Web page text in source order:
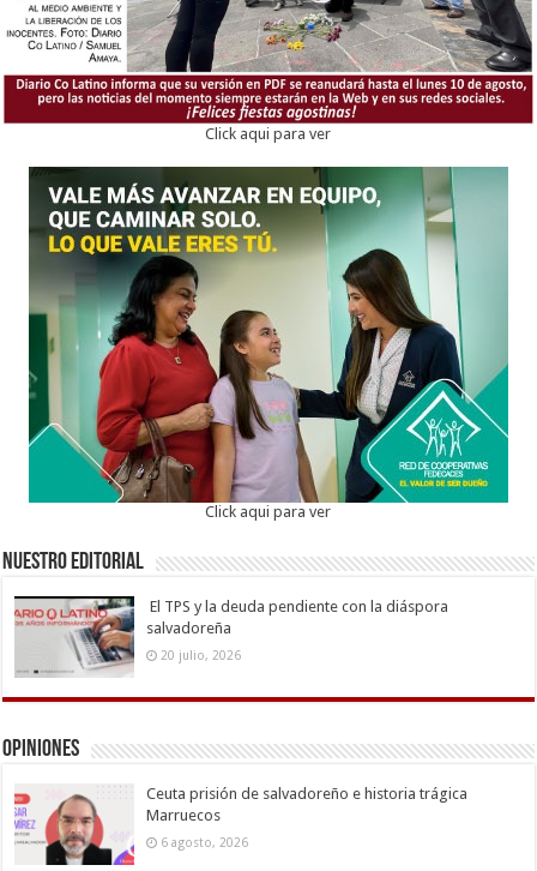
Click aqui para ver
Click aqui para ver
Nuestro Editorial
El TPS y la deuda pendiente con la diáspora
salvadoreña
20 julio, 2026
Opiniones
Ceuta prisión de salvadoreño e historia trágica
Marruecos
6 agosto, 2026